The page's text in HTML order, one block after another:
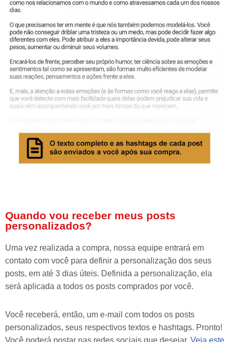
Quando vou receber meus posts
personalizados?
Uma vez realizada a compra, nossa equipe entrará em
contato com você para definir a personalização dos seus
posts, em até 3 dias úteis. Definida a personalização, ela
será aplicada a todos os posts comprados por você.
Você receberá, então, um e-mail com todos os posts
personalizados, seus respectivos textos e hashtags. Pronto!